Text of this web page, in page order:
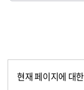
현재 페이지에 대